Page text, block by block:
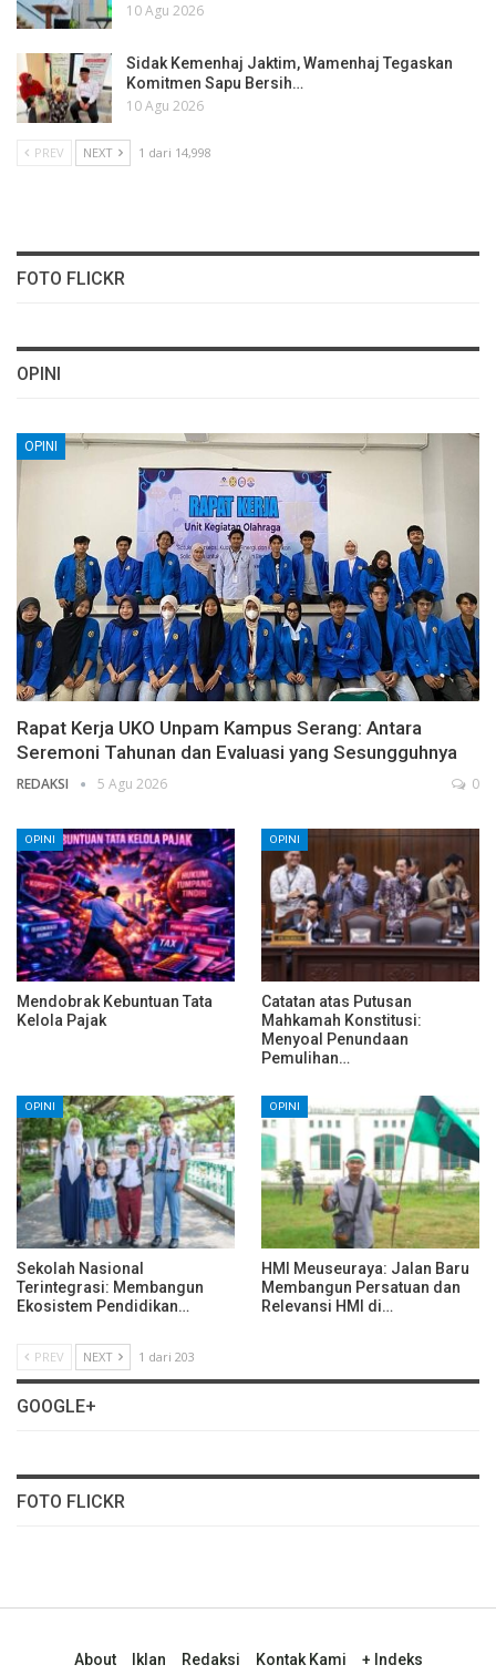
10 Agu 2026
Sidak Kemenhaj Jaktim, Wamenhaj Tegaskan
Komitmen Sapu Bersih…
10 Agu 2026
PREV NEXT 1 dari 14,998
FOTO FLICKR
OPINI
OPINI
Rapat Kerja UKO Unpam Kampus Serang: Antara
Seremoni Tahunan dan Evaluasi yang Sesungguhnya
REDAKSI 5 Agu 2026 0
OPINI
Mendobrak Kebuntuan Tata
Kelola Pajak
OPINI
Catatan atas Putusan
Mahkamah Konstitusi:
Menyoal Penundaan
Pemulihan…
OPINI
Sekolah Nasional
Terintegrasi: Membangun
Ekosistem Pendidikan…
OPINI
HMI Meuseuraya: Jalan Baru
Membangun Persatuan dan
Relevansi HMI di…
PREV NEXT 1 dari 203
GOOGLE+
FOTO FLICKR
About Iklan Redaksi Kontak Kami + Indeks